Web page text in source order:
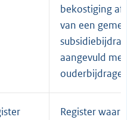
bekostiging
van een
subsidiebijdrage
aangevuld met
ouderbijdrage.
Register waarin